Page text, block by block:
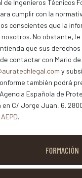
de Ingenieros Técnicos
cumplir con la
conscientes que la
No obstante, le
que sus
contactar con Mario de
y
también podrá
Española de
C/ Jorge Juan, 6.
AEPD.
FORMACIÓN